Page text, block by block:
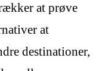
at prøve
at
destinationer,